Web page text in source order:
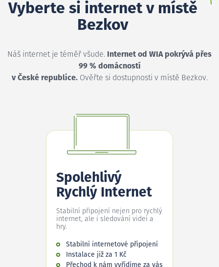
Vyberte si internet v místě
Bezkov
Náš internet je téměř všude. Internet od WIA pokrývá přes
99 % domácností
v České republice.Ověřte si dostupnosti v místě Bezkov.
Spolehlivý
Rychlý Internet
Stabilní připojení nejen pro rychlý
internet, ale i sledování videí a
hry.
Stabilní internetové připojení
Instalace již za 1 Kč
Přechod k nám vyřídíme za vás